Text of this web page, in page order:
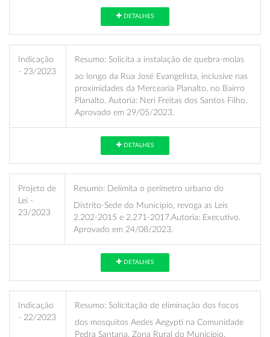
DETALHES
Indicação
- 23/2023
Resumo: Solicita a instalação de quebra-molas
ao longo da Rua José Evangelista, inclusive nas
proximidades da Mercearia Planalto, no Bairro
Planalto. Autoria: Neri Freitas dos Santos Filho.
Aprovado em 29/05/2023.
DETALHES
Projeto de
Lei -
23/2023
Resumo: Delimita o perímetro urbano do
Distrito-Sede do Município, revoga as Leis
2.202-2015 e 2.271-2017.Autoria: Executivo.
Aprovado em 24/08/2023.
DETALHES
Indicação
- 22/2023
Resumo: Solicitação de eliminação dos focos
dos mosquitos Aedes Aegypti na Comunidade
Pedra Santana, Zona Rural do Município.